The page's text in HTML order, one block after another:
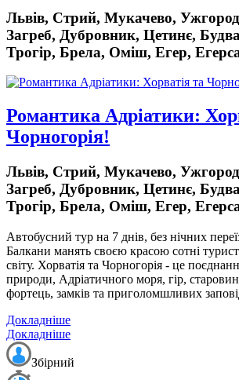
Львів, Стрий, Мукачево,
Загреб, Дубровник, Цетинє,
Трогір, Брела, Оміш, Егер,
Романтика Адріатики:
Чорногорія!
Львів, Стрий, Мукачево,
Загреб, Дубровник, Цетинє,
Трогір, Брела, Оміш, Егер,
Автобусний тур на 7 днів, без нічних
Балкани манять своєю красою сотні
світу. Хорватія та Чорногорія - це
природи, Адріатичного моря, гір,
фортець, замків та приголомшливих
Докладніше
Докладніше
Збірний